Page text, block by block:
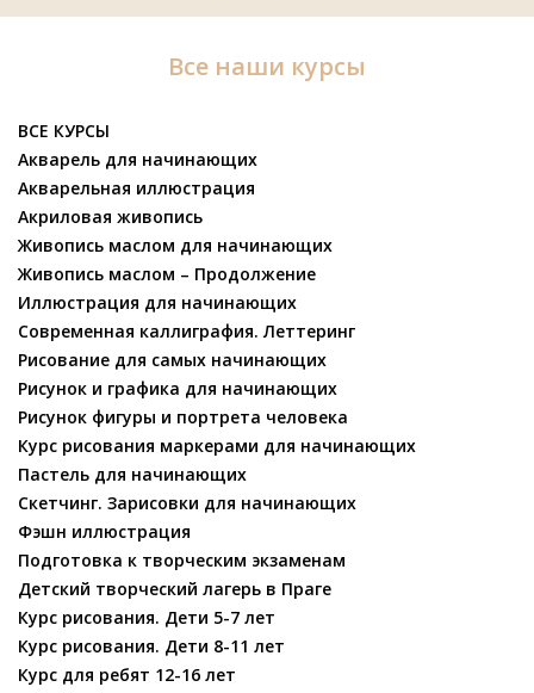
Все наши курсы
ВСЕ КУРСЫ
Акварель для начинающих
Акварельная иллюстрация
Акриловая живопись
Живопись маслом для начинающих
Живопись маслом – Продолжение
Иллюстрация для начинающих
Современная каллиграфия. Леттеринг
Рисование для самых начинающих
Рисунок и графика для начинающих
Рисунок фигуры и портрета человека
Курс рисования маркерами для начинающих
Пастель для начинающих
Скетчинг. Зарисовки для начинающих
Фэшн иллюстрация
Подготовка к творческим экзаменам
Детский творческий лагерь в Праге
Курс рисования. Дети 5-7 лет
Курс рисования. Дети 8-11 лет
Курс для ребят 12-16 лет